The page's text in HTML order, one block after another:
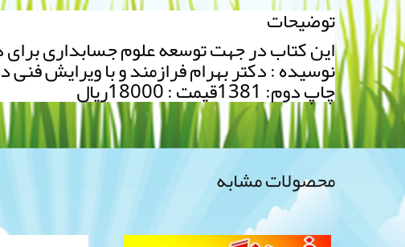
توضیحات
این کتاب در جهت توسعه علوم جسابداری برای
نوسیده : دکتر بهرام فرازمند و با ویرایش
چاپ دوم: 1381قیمت : 18000ریال
محصولات مشابه